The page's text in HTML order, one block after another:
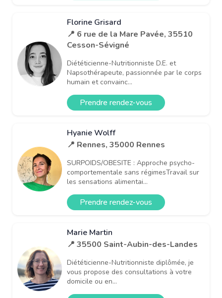
Florine Grisard
📍 6 rue de la Mare Pavée, 35510
Cesson-Sévigné
Diététicienne-Nutritionniste D.E. et
Napsothérapeute, passionnée par le corps
humain et convainc...
Prendre rendez-vous
Hyanie Wolff
📍 Rennes, 35000 Rennes
SURPOIDS/OBESITE : Approche psycho-
comportementale sans régimesTravail sur
les sensations alimentai...
Prendre rendez-vous
Marie Martin
📍 35500 Saint-Aubin-des-Landes
Diététicienne-Nutritionniste diplômée, je
vous propose des consultations à votre
domicile ou en...